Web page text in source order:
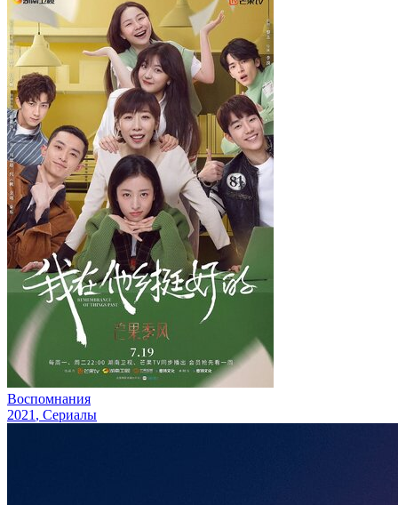
Воспомнания
2021 , Сериалы